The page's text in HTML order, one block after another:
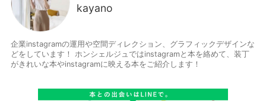
kayano
企業instagramの運用や空間ディレクション、グラフィックデザインな
どをしています！ ホンシェルジュではinstagramと本を絡めて、装丁
がきれいな本やinstagramに映える本をご紹介します！